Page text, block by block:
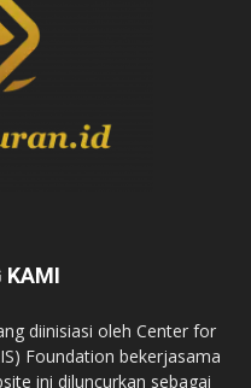
KAMI
diinisiasi oleh Center for
Foundation bekerjasama
ini diluncurkan sebagai